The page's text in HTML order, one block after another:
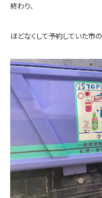
終わり、
ほどなくして予約していた市